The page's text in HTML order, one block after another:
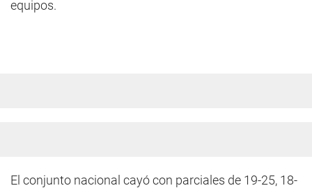
equipos.
El conjunto nacional cayó con parciales de 19-25, 18-